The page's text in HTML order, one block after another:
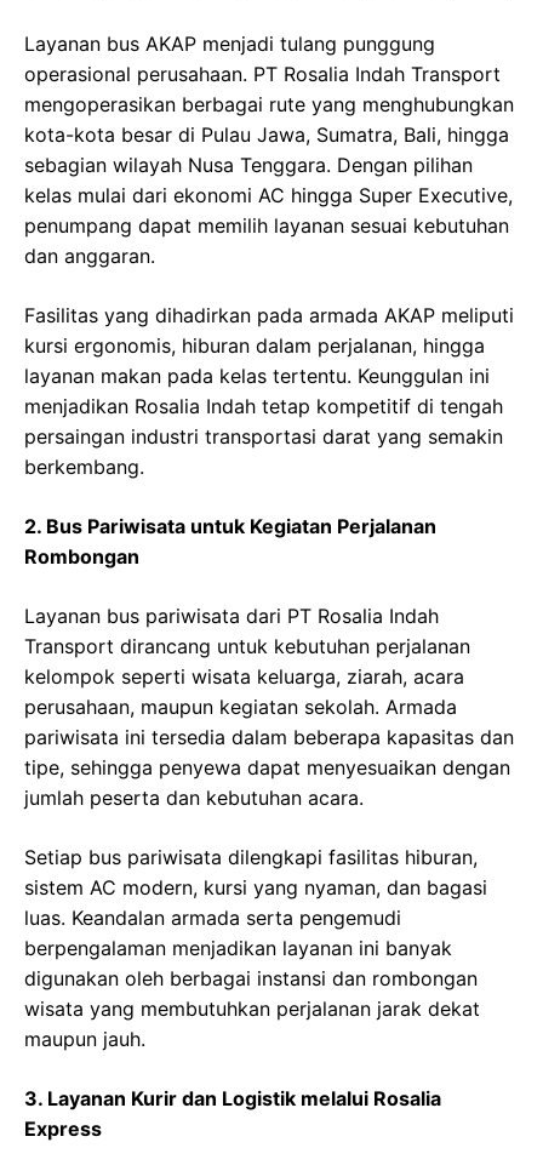
Layanan bus AKAP menjadi tulang punggung
operasional perusahaan. PT Rosalia Indah Transport
mengoperasikan berbagai rute yang menghubungkan
kota-kota besar di Pulau Jawa, Sumatra, Bali, hingga
sebagian wilayah Nusa Tenggara. Dengan pilihan
kelas mulai dari ekonomi AC hingga Super Executive,
penumpang dapat memilih layanan sesuai kebutuhan
dan anggaran.
Fasilitas yang dihadirkan pada armada AKAP meliputi
kursi ergonomis, hiburan dalam perjalanan, hingga
layanan makan pada kelas tertentu. Keunggulan ini
menjadikan Rosalia Indah tetap kompetitif di tengah
persaingan industri transportasi darat yang semakin
berkembang.
2. Bus Pariwisata untuk Kegiatan Perjalanan
Rombongan
Layanan bus pariwisata dari PT Rosalia Indah
Transport dirancang untuk kebutuhan perjalanan
kelompok seperti wisata keluarga, ziarah, acara
perusahaan, maupun kegiatan sekolah. Armada
pariwisata ini tersedia dalam beberapa kapasitas dan
tipe, sehingga penyewa dapat menyesuaikan dengan
jumlah peserta dan kebutuhan acara.
Setiap bus pariwisata dilengkapi fasilitas hiburan,
sistem AC modern, kursi yang nyaman, dan bagasi
luas. Keandalan armada serta pengemudi
berpengalaman menjadikan layanan ini banyak
digunakan oleh berbagai instansi dan rombongan
wisata yang membutuhkan perjalanan jarak dekat
maupun jauh.
3. Layanan Kurir dan Logistik melalui Rosalia
Express